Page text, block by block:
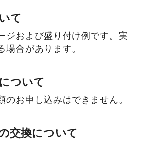
て
ジおよび盛り付け例です。実
場合があります。
ついて
のお申し込みはできません。
交換について